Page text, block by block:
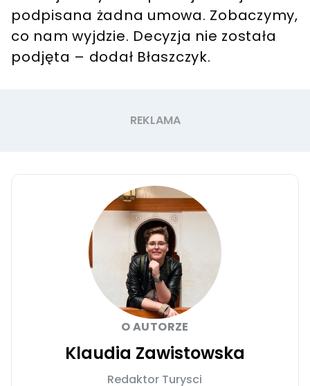
podpisana żadna umowa. Zobaczymy,
co nam wyjdzie. Decyzja nie została
podjęta – dodał Błaszczyk.
O AUTORZE
Klaudia Zawistowska
Redaktor Turysci